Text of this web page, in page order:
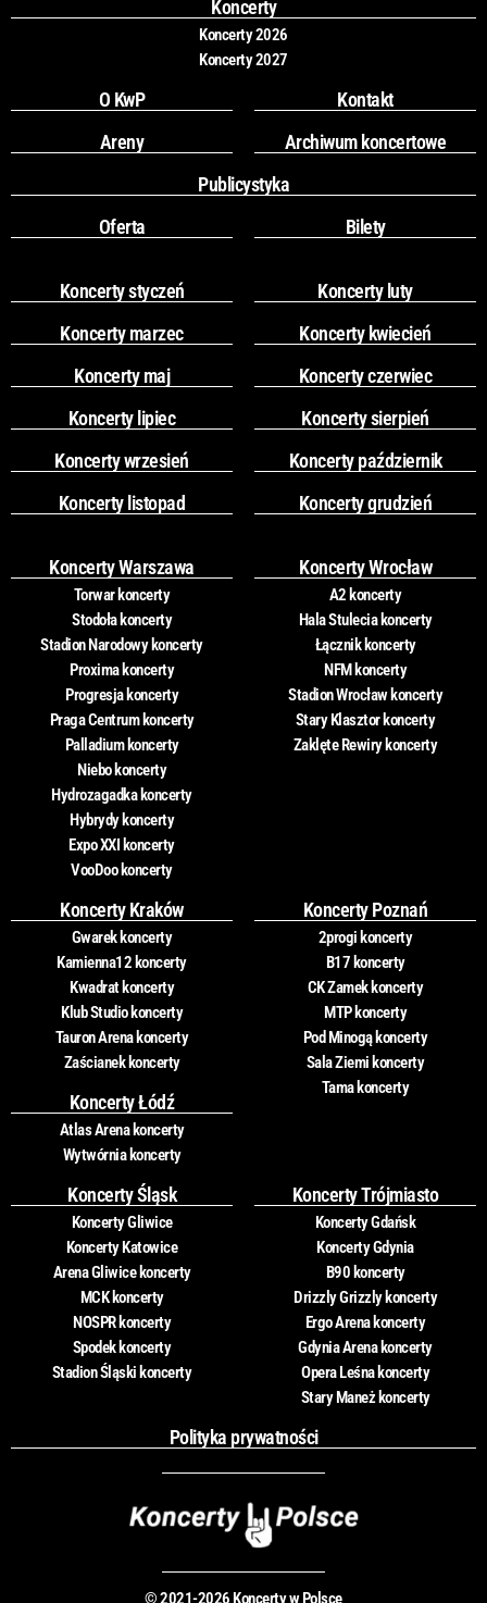
m
Koncerty
Koncerty 2026
Koncerty 2027
O KwP
Kontakt
Areny
Archiwum koncertowe
Publicystyka
Oferta
Bilety
Koncerty styczeń
Koncerty luty
Koncerty marzec
Koncerty kwiecień
Koncerty maj
Koncerty czerwiec
Koncerty lipiec
Koncerty sierpień
Koncerty wrzesień
Koncerty październik
Koncerty listopad
Koncerty grudzień
Koncerty Warszawa
Torwar koncerty
Stodoła koncerty
Stadion Narodowy koncerty
Proxima koncerty
Progresja koncerty
Praga Centrum koncerty
Palladium koncerty
Niebo koncerty
Hydrozagadka koncerty
Hybrydy koncerty
Expo XXI koncerty
VooDoo koncerty
Koncerty Wrocław
A2 koncerty
Hala Stulecia koncerty
Łącznik koncerty
NFM koncerty
Stadion Wrocław koncerty
Stary Klasztor koncerty
Zaklęte Rewiry koncerty
Koncerty Kraków
Gwarek koncerty
Kamienna12 koncerty
Kwadrat koncerty
Klub Studio koncerty
Tauron Arena koncerty
Zaścianek koncerty
Koncerty Łódź
Atlas Arena koncerty
Wytwórnia koncerty
Koncerty Poznań
2progi koncerty
B17 koncerty
CK Zamek koncerty
MTP koncerty
Pod Minogą koncerty
Sala Ziemi koncerty
Tama koncerty
Koncerty Śląsk
Koncerty Gliwice
Koncerty Katowice
Arena Gliwice koncerty
MCK koncerty
NOSPR koncerty
Spodek koncerty
Stadion Śląski koncerty
Koncerty Trójmiasto
Koncerty Gdańsk
Koncerty Gdynia
B90 koncerty
Drizzly Grizzly koncerty
Ergo Arena koncerty
Gdynia Arena koncerty
Opera Leśna koncerty
Stary Maneż koncerty
Polityka prywatności
© 2021-2026 Koncerty w Polsce